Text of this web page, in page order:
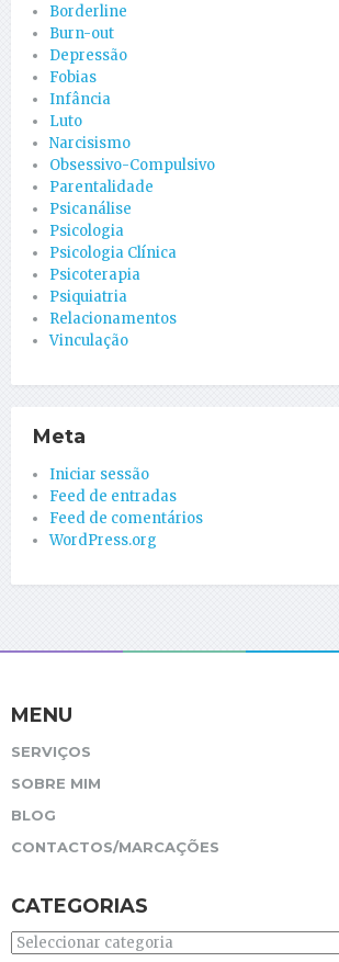
Borderline
Burn-out
Depressão
Fobias
Infância
Luto
Narcisismo
Obsessivo-Compulsivo
Parentalidade
Psicanálise
Psicologia
Psicologia Clínica
Psicoterapia
Psiquiatria
Relacionamentos
Vinculação
Meta
Iniciar sessão
Feed de entradas
Feed de comentários
WordPress.org
MENU
SERVIÇOS
SOBRE MIM
BLOG
CONTACTOS/MARCAÇÕES
CATEGORIAS
Categorias